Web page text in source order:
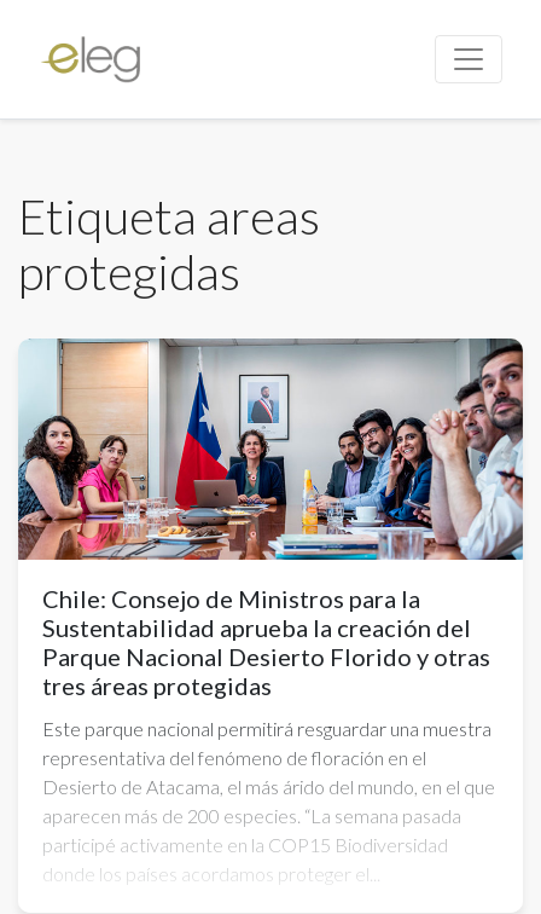
Etiqueta areas
protegidas
Chile: Consejo de Ministros para la
Sustentabilidad aprueba la creación del
Parque Nacional Desierto Florido y otras
tres áreas protegidas
Este parque nacional permitirá resguardar una muestra
representativa del fenómeno de floración en el
Desierto de Atacama, el más árido del mundo, en el que
aparecen más de 200 especies. “La semana pasada
participé activamente en la COP15 Biodiversidad
donde los países acordamos proteger el...